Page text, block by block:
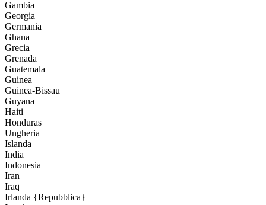
Gambia
Georgia
Germania
Ghana
Grecia
Grenada
Guatemala
Guinea
Guinea-Bissau
Guyana
Haiti
Honduras
Ungheria
Islanda
India
Indonesia
Iran
Iraq
Irlanda {Repubblica}